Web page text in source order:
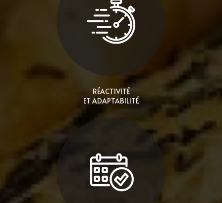
RÉACTIVITÉ
ET ADAPTABILITÉ